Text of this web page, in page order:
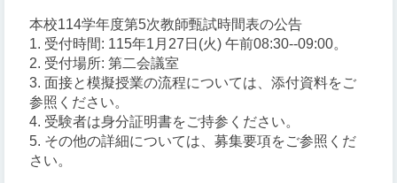
本校114学年度第5次教師甄試時間表の公告
1. 受付時間: 115年1月27日(火) 午前08:30--09:00。
2. 受付場所: 第二会議室
3. 面接と模擬授業の流程については、添付資料をご
参照ください。
4. 受験者は身分証明書をご持参ください。
5. その他の詳細については、募集要項をご参照くだ
さい。